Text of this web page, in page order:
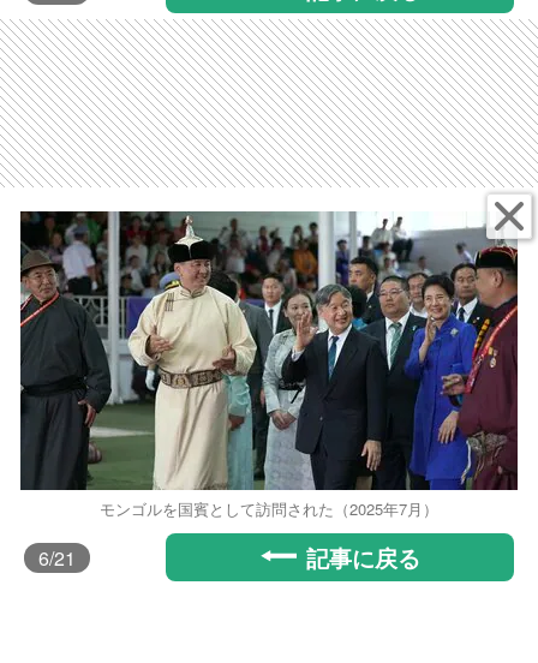
モンゴルを国賓として訪問された（2025年7月）
6/21 記事に戻る